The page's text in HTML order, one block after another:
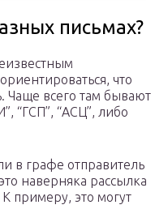
письмах?
что
Чаще всего там бывают
“ГСП”, “АСЦ”, либо
в графе отправитель
наверняка рассылка
примеру, это могут